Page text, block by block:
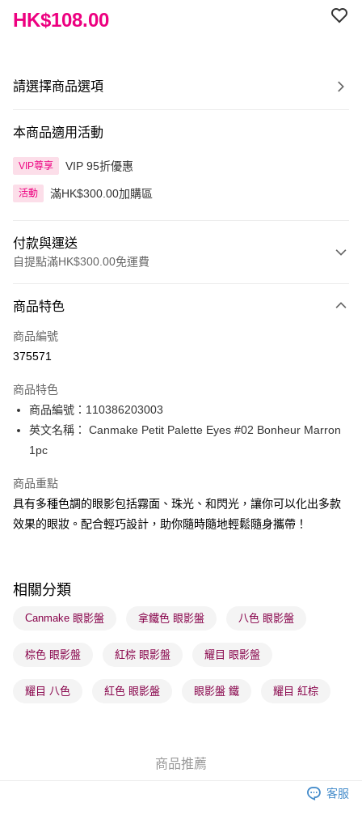
HK$108.00
請選擇商品選項
本商品適用活動
VIP尊享 VIP 95折優惠
活動 滿HK$300.00加購區
付款與運送
自提點滿HK$300.00免運費
信用卡
Apple Pay
PayMe
WeChat Pay
送貨方式
順豐自助櫃 - 確認發貨後1-3個工作天送達
順豐站及營業點 - 確認發貨後1-3個工作天送達
物流公司進行物流配送
商品特色
商品編號
375571
商品特色
商品編號：110386203003
英文名稱： Canmake Petit Palette Eyes #02 Bonheur Marron
1pc
商品重點
具有多種色調的眼影包括霧面、珠光、和閃光，讓你可以化出多款
效果的眼妝。配合輕巧設計，助你隨時隨地輕鬆隨身攜帶！
相關分類
Canmake 眼影盤 拿鐵色 眼影盤 八色 眼影盤
棕色 眼影盤 紅棕 眼影盤 耀目 眼影盤
耀目 八色 紅色 眼影盤 眼影盤 鐵 耀目 紅棕
商品推薦
客服